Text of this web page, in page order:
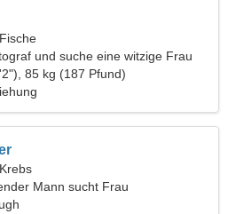
und suche eine witzige Frau
85 kg (187 Pfund)
Mann sucht Frau